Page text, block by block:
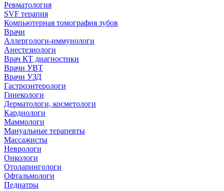
Ревматология
SVF терапия
Компьютерная томография зубов
Врачи
Аллергологи-иммунологи
Анестезиологи
Врач КТ диагностики
Врачи УВТ
Врачи УЗД
Гастроэнтерологи
Гинекологи
Дерматологи, косметологи
Кардиологи
Маммологи
Мануальные терапевты
Массажисты
Неврологи
Онкологи
Отоларингологи
Офтальмологи
Педиатры